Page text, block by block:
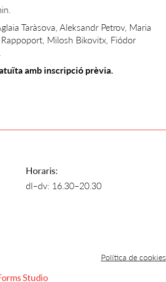
Taràsova, Aleksandr Petrov, Maria
Milosh Bikovitx, Fiódor
amb inscripció prèvia.
Horaris:
dl–dv: 16.30–20.30
Política de cookies
Studio